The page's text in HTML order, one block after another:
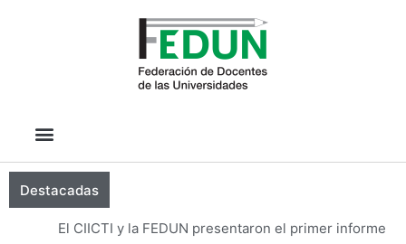
Destacadas
El CIICTI y la FEDUN presentaron el primer informe